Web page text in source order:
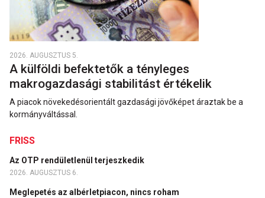
2026. AUGUSZTUS 5.
A külföldi befektetők a tényleges
makrogazdasági stabilitást értékelik
A piacok növekedésorientált gazdasági jövőképet áraztak be a
kormányváltással.
FRISS
Az OTP rendületlenül terjeszkedik
2026. AUGUSZTUS 6.
Meglepetés az albérletpiacon, nincs roham